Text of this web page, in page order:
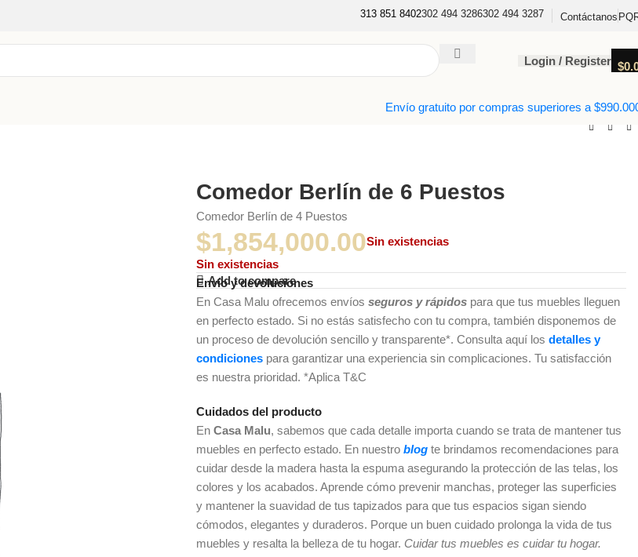
313 851 8402302 494 3286302 494 3287 Contáctanos
Login / Register $
Envío gratuito por compras superiores a
Comedor Berlín de 6 Puestos
Comedor Berlín de 4 Puestos
$1,854,000.00Sin existencias
Sin existencias
Add to compare
Envío y devoluciones
En Casa Malu ofrecemos envíosseguros y rápidos para que tus muebles lleguen
en perfecto estado. Si no estás satisfecho con tu compra, también disponemos de
un proceso de devolución sencillo y transparente*. Consulta aquí losdetalles y
condiciones para garantizar una experiencia sin complicaciones. Tu satisfacción
es nuestra prioridad. *Aplica T&C
Cuidados del producto
EnCasa Malu, sabemos que cada detalle importa cuando se trata de mantener tus
muebles en perfecto estado. En nuestroblogte brindamos recomendaciones para
cuidar desde la madera hasta la espuma asegurando la protección de las telas, los
colores y los acabados. Aprende cómo prevenir manchas, proteger las superficies
y mantener la suavidad de tus tapizados para que tus espacios sigan siendo
cómodos, elegantes y duraderos. Porque un buen cuidado prolonga la vida de tus
muebles y resalta la belleza de tu hogar. Cuidar tus muebles es cuidar tu hogar.